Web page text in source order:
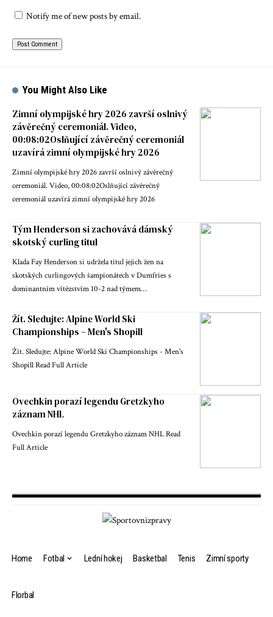
Notify me of new posts by email.
You Might Also Like
Zimní olympijské hry 2026 završí oslnivý
závěrečný ceremoniál. Video,
00:08:02Oslňující závěrečný ceremoniál
uzavírá zimní olympijské hry 2026
Zimní olympijské hry 2026 završí oslnivý závěrečný
ceremoniál. Video, 00:08:02Oslňující závěrečný
ceremoniál uzavírá zimní olympijské hry 2026
Tým Henderson si zachovává dámský
skotský curling titul
Klada Fay Henderson si udržela titul jejich žen na
skotských curlingových šampionátech v Dumfries s
dominantním vítězstvím 10-2 nad týmem…
Žít. Sledujte: Alpine World Ski
Championships – Men's Shopill
Žít. Sledujte: Alpine World Ski Championships - Men's
Shopill Read Full Article
Ovechkin porazí legendu Gretzkyho
záznam NHL
Ovechkin porazí legendu Gretzkyho záznam NHL Read
Full Article
Home Fotbal Lední hokej Basketbal Tenis Zimní sporty
Florbal